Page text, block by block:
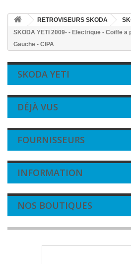
RETROVISEURS SKODA
SKODA YETI 2009- - Electrique - Coiffe a
Gauche - CIPA
SKODA YETI
DÉJÀ VUS
FOURNISSEURS
INFORMATION
NOS BOUTIQUES